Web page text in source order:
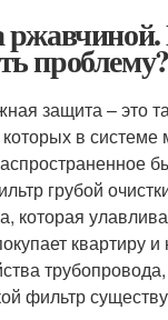
проблему?
защита – это
в системе
грубой
которая
квартиру и
фильтр